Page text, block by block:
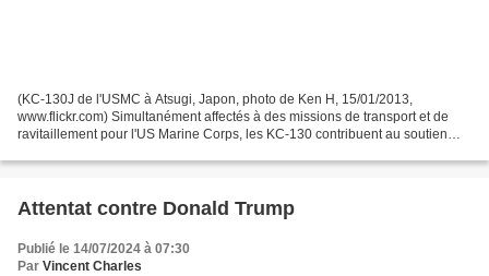
(KC-130J de l'USMC à Atsugi, Japon, photo de Ken H, 15/01/2013,
www.flickr.com) Simultanément affectés à des missions de transport et de
ravitaillement pour l'US Marine Corps, les KC-130 contribuent au soutien
Attentat contre Donald Trump
Publié le 14/07/2024 à 07:30
Par Vincent Charles